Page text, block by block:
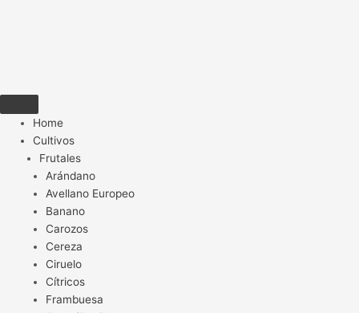
Home
Cultivos
Frutales
Arándano
Avellano Europeo
Banano
Carozos
Cereza
Ciruelo
Cítricos
Frambuesa